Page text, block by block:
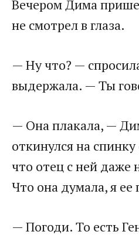
Вечером Дима
не смотрел в глаза.
— Ну что? —
выдержала. — Ты
— Она плакала, —
откинулся на
что отец с ней даже
Что она думала, я
— Погоди. То есть